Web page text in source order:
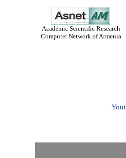
Academic Scientific Research
Computer Network of Armenia